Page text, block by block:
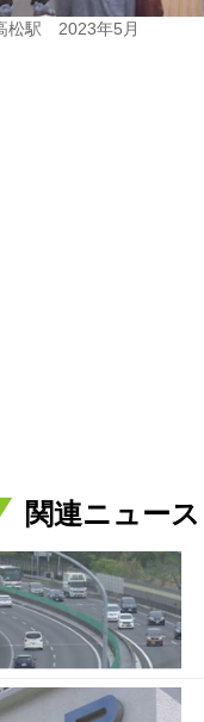
松駅 2023年5月
関連ニュース